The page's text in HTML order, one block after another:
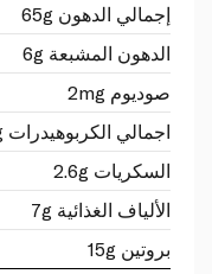
إجمالي الدهون 65g
الدهون المشبعة 6g
صوديوم 2mg
اجمالي الكربوهيدرات 14g
السكريات 2.6g
الألياف الغذائية 7g
بروتين 15g